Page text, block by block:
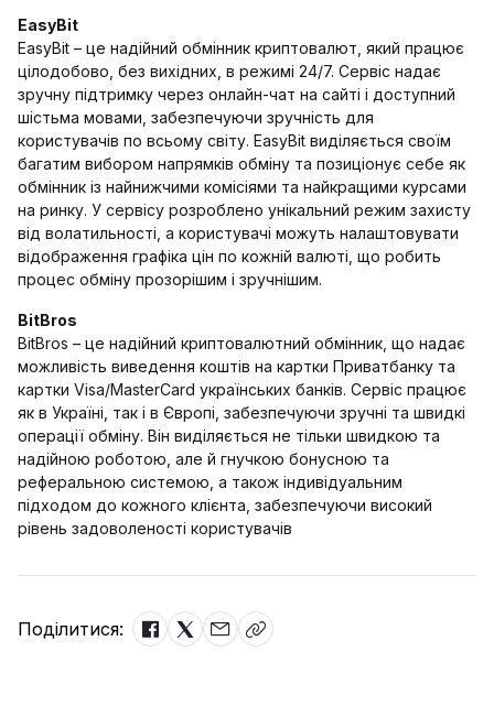
EasyBit
EasyBit – це надійний обмінник криптовалют, який працює
цілодобово, без вихідних, в режимі 24/7. Сервіс надає
зручну підтримку через онлайн-чат на сайті і доступний
шістьма мовами, забезпечуючи зручність для
користувачів по всьому світу. EasyBit виділяється своїм
багатим вибором напрямків обміну та позиціонує себе як
обмінник із найнижчими комісіями та найкращими курсами
на ринку. У сервісу розроблено унікальний режим захисту
від волатильності, а користувачі можуть налаштовувати
відображення графіка цін по кожній валюті, що робить
процес обміну прозорішим і зручнішим.
BitBros
BitBros – це надійний криптовалютний обмінник, що надає
можливість виведення коштів на картки Приватбанку та
картки Visa/MasterCard українських банків. Сервіс працює
як в Україні, так і в Європі, забезпечуючи зручні та швидкі
операції обміну. Він виділяється не тільки швидкою та
надійною роботою, але й гнучкою бонусною та
реферальною системою, а також індивідуальним
підходом до кожного клієнта, забезпечуючи високий
рівень задоволеності користувачів
Поділитися: